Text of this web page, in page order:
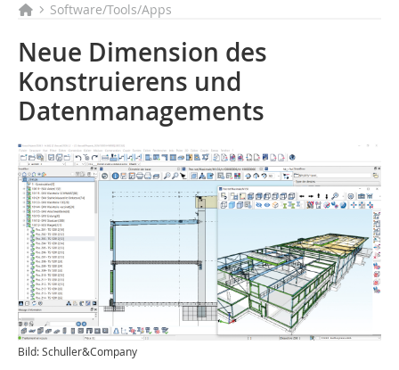
Software/Tools/Apps
Neue Dimension des
Konstruierens und
Datenmanagements
Bild: Schuller&Company